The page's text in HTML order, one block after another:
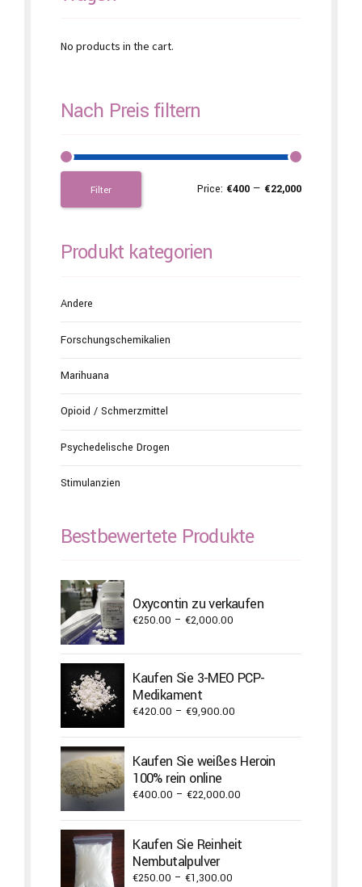
No products in the cart.
Nach Preis filtern
Filter Price: €400 — €22,000
Produkt kategorien
Andere
Forschungschemikalien
Marihuana
Opioid / Schmerzmittel
Psychedelische Drogen
Stimulanzien
Bestbewertete Produkte
Oxycontin zu verkaufen
€250.00 – €2,000.00
through
€2,000.00
Kaufen Sie 3-MEO PCP-
Medikament
€420.00 – €9,900.00
through
Kaufen Sie weißes Heroin
100% rein online
€400.00 – €22,000.00
through
Kaufen Sie Reinheit
Nembutalpulver
€250.00 – €1,300.00